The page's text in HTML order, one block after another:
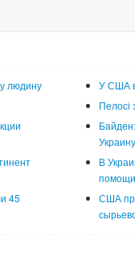
людину
У США
Пелосі
Украину
В
45
США